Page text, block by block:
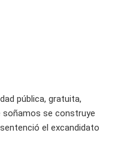
pública, gratuita,
soñamos se construye
el excandidato